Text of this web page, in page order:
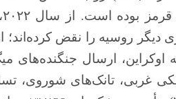
بوده است. از سال۲۰۲۲
روسیه را نقض کرده‌اند؛
اوکراین، ارسال جنگنده‌های
غربی، تانک‌های شوروی،